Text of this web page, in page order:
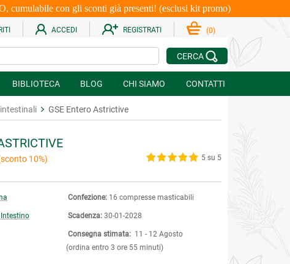
con gli sconti già presenti! (esclusi kit promo)
ACCEDI REGISTRATI (0)
CERCA
BIBLIOTECA BLOG CHI SIAMO CONTATTI
GSE Entero Astrictive
10%) 5 su 5
Intestino
Confezione: 16 compresse masticabili
Scadenza: 30-01-2028
Consegna stimata: 11 - 12 Agosto
(ordina entro 3 ore 55 minuti)